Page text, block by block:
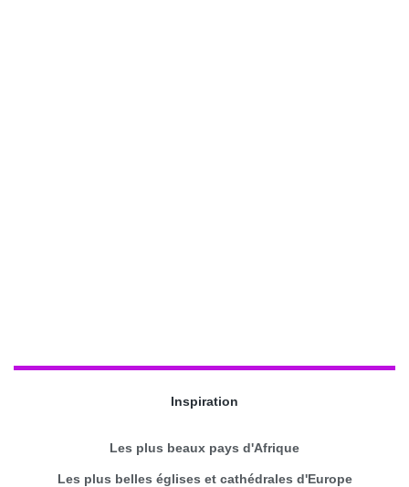
Inspiration
Les plus beaux pays d'Afrique
Les plus belles églises et cathédrales d'Europe